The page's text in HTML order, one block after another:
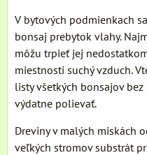
V bytových podmienkach
bonsaj prebytok vlahy.
môžu trpieť jej
miestnosti suchý vzduch.
listy všetkých bonsajov
výdatne polievať.
Dreviny v malých miskách
veľkých stromov substrát